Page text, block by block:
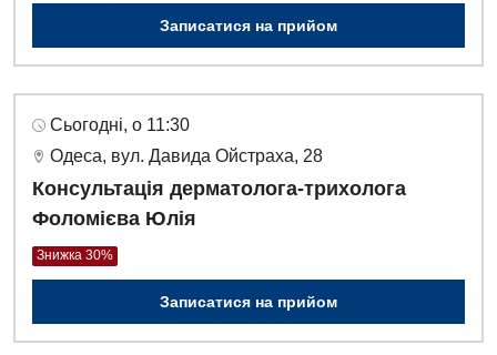
Записатися на прийом
Сьогодні, о 11:30
Одеса, вул. Давида Ойстраха, 28
Консультація дерматолога-трихолога
Фоломієва Юлія
Знижка 30%
Записатися на прийом